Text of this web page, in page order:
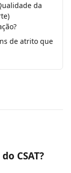
da
de atrito que
CSAT?